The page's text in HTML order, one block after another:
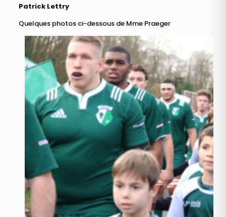
Patrick Lettry
Quelques photos ci-dessous de Mme Praeger